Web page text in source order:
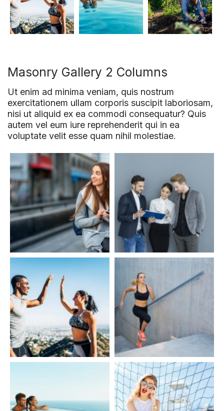
Masonry Gallery 2 Columns
Ut enim ad minima veniam, quis nostrum
exercitationem ullam corporis suscipit laboriosam,
nisi ut aliquid ex ea commodi consequatur? Quis
autem vel eum iure reprehenderit qui in ea
voluptate velit esse quam nihil molestiae.